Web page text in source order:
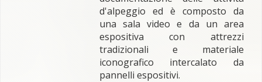
d'alpeggio ed è composto da
una sala video e da un area
espositiva con attrezzi
tradizionali e materiale
iconografico intercalato da
pannelli espositivi.